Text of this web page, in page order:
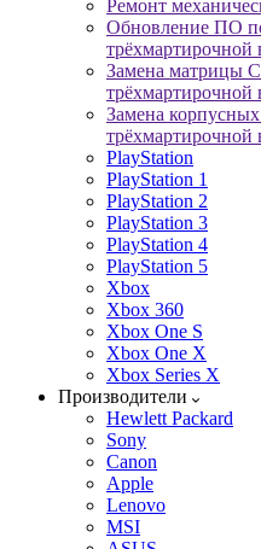
Ремонт
Обновление ПО
трёхмартирочной
Замена матрицы
трёхмартирочной
Замена
трёхмартирочной
PlayStation
PlayStation 1
PlayStation 2
PlayStation 3
PlayStation 4
PlayStation 5
Xbox
Xbox 360
Xbox One S
Xbox One X
Xbox Series X
Производители
Hewlett Packard
Sony
Canon
Apple
Lenovo
MSI